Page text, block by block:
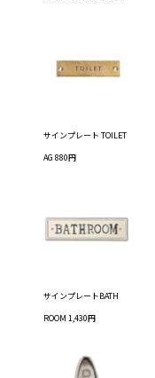
サインプレート TOILET
AG 880円
サインプレートBATH
ROOM 1,430円